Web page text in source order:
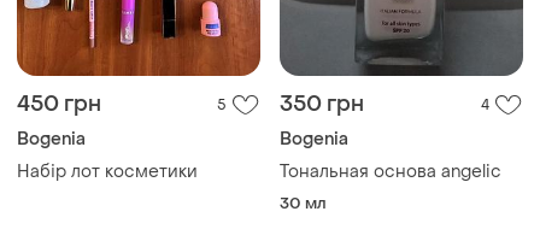
450 грн 5
Bogenia
Набір лот косметики
350 грн 4
Bogenia
Тональная основа angelic
30 мл